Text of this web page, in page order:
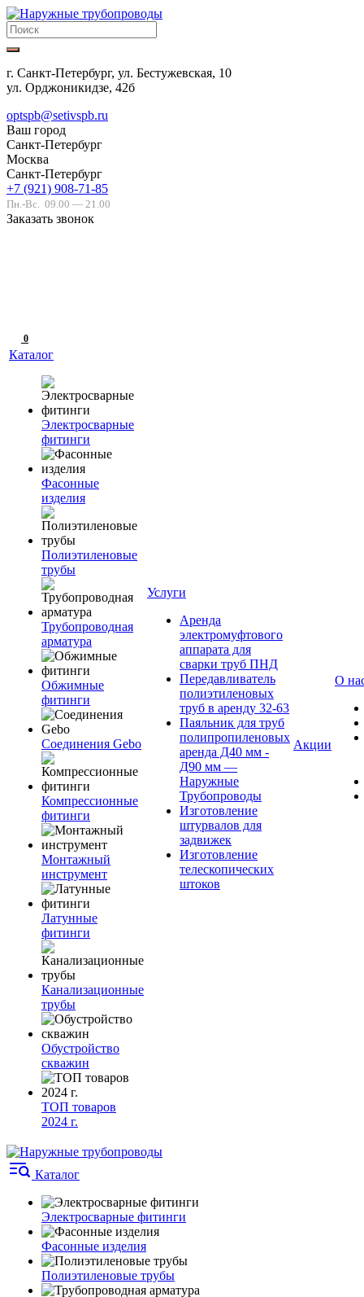
г. Санкт-Петербург, ул. Бестужевская, 10
ул. Орджоникидзе, 42б
optspb@setivspb.ru
Ваш город
Санкт-Петербург
Москва
Санкт-Петербург
+7 (921) 908-71-85
Пн.-Вс. 09.00 — 21.00
Заказать звонок
0
Каталог
Электросварные
фитинги
Фасонные
изделия
Полиэтиленовые
трубы
Трубопроводная
арматура
Обжимные
фитинги
Соединения Gebo
Компрессионные
фитинги
Монтажный
инструмент
Латунные
фитинги
Канализационные
трубы
Обустройство
скважин
ТОП товаров
2024 г.
Услуги
Аренда
электромуфтового
аппарата для
сварки труб ПНД
Передавливатель
полиэтиленовых
труб в аренду 32-63
Паяльник для труб
полипропиленовых
аренда Д40 мм -
Д90 мм —
Наружные
Трубопроводы
Изготовление
штурвалов для
задвижек
Изготовление
телескопических
штоков
Акции
О
Каталог
Электросварные фитинги
Фасонные изделия
Полиэтиленовые трубы